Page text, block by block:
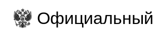
Официальный